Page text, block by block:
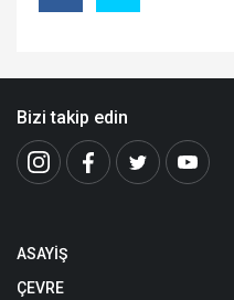
Bizi takip edin
ASAYİŞ
ÇEVRE